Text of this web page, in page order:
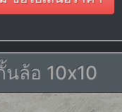
ล้อ 10x10